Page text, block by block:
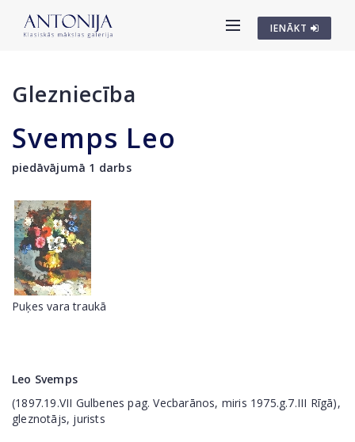
IENĀKT
Glezniecība
Svemps Leo
piedāvājumā 1 darbs
Puķes vara traukā
Leo Svemps
(1897.19.VII Gulbenes pag. Vecbarānos, miris 1975.g.7.III Rīgā),
gleznotājs, jurists